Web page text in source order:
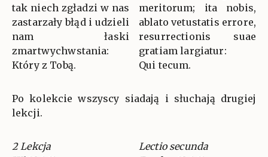
tak niech zgładzi w nas
zastarzały błąd i udzieli
nam łaski
zmartwychwstania:
Który z Tobą.
meritorum; ita nobis,
ablato vetustatis errore,
resurrectionis suae
gratiam largiatur:
Qui tecum.
Po kolekcie wszyscy siadają i słuchają drugiej
lekcji.
2 Lekcja
Lectio secunda